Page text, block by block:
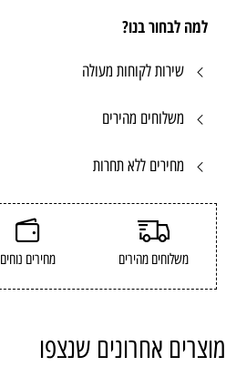
למה לבחור בנו?
שירות לקוחות מעולה
משלוחים מהירים
מחירים ללא תחרות
משלוחים מהירים מחירים נוחים
מוצרים אחרונים שנצפו